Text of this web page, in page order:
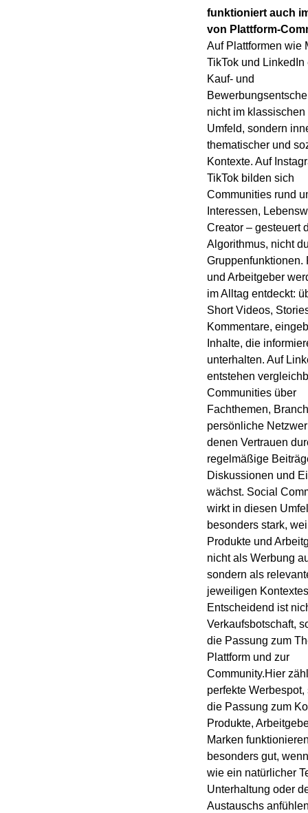
funktioniert auch
von Plattform-
Auf Plattformen wie
TikTok und LinkedIn
Kauf- und
nicht im klassischen
Umfeld, sondern
thematischer und
Kontexte. Auf
TikTok bilden sich
Communities rund
Interessen,
Creator – gesteuert
Algorithmus, nicht
Gruppenfunktionen.
und Arbeitgeber
im Alltag entdeckt:
Short Videos,
Kommentare,
Inhalte, die
unterhalten. Auf
entstehen
Communities über
Fachthemen,
persönliche
denen Vertrauen
regelmäßige
Diskussionen und
wächst. Social
wirkt in diesen
besonders stark,
Produkte und
nicht als Werbung
sondern als
jeweiligen
Entscheidend ist
Verkaufsbotschaft,
die Passung zum
Plattform und zur
Community.Hier
perfekte Werbespot,
die Passung zum
Produkte,
Marken
besonders gut,
wie ein natürlicher
Unterhaltung oder
Austauschs